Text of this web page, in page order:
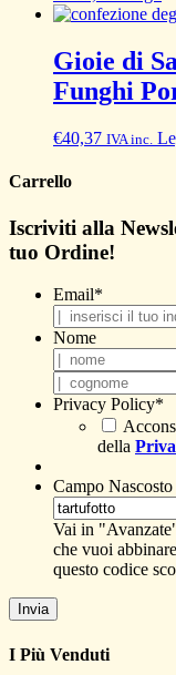
Gioie di
Funghi
€40,37 IVA inc.
Carrello
Iscriviti alla
tuo Ordine!
Email*
Nome
Privacy Policy*
della
Campo
Vai in
che vuoi
questo codice
I Più Venduti